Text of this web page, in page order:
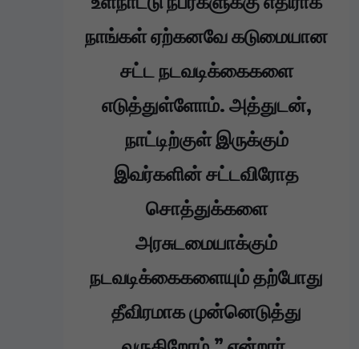
நாங்கள் ஏற்கனவே கடுமையான
சட்ட நடவடிக்கைகளை
எடுத்துள்ளோம். அத்துடன்,
நாட்டிற்குள் இருக்கும்
இவர்களின் சட்டவிரோத
சொத்துக்களை
அரசுடமையாக்கும்
நடவடிக்கைகளையும் தற்போது
தீவிரமாக முன்னெடுத்து